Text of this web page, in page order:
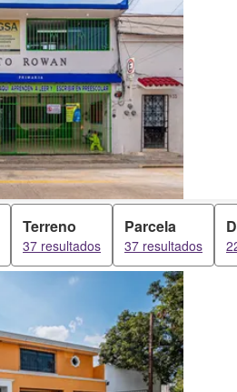
Terreno
37 resultados
Parcela
37 resultados